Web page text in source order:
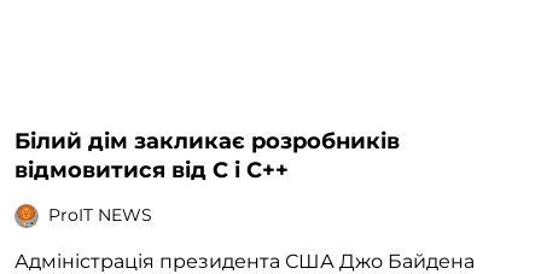
Білий дім закликає розробників
відмовитися від C і C++
ProIT NEWS
Адміністрація президента США Джо Байдена